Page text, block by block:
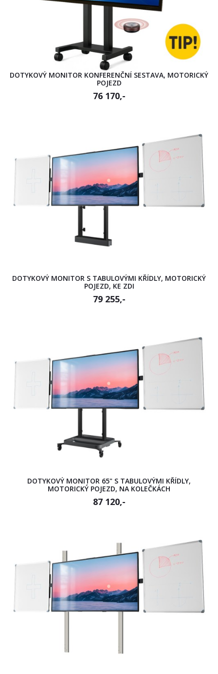
DOTYKOVÝ MONITOR KONFERENČNÍ SESTAVA, MOTORICKÝ
POJEZD
76 170,-
DOTYKOVÝ MONITOR S TABULOVÝMI KŘÍDLY, MOTORICKÝ
POJEZD, KE ZDI
79 255,-
DOTYKOVÝ MONITOR 65" S TABULOVÝMI KŘÍDLY,
MOTORICKÝ POJEZD, NA KOLEČKÁCH
87 120,-